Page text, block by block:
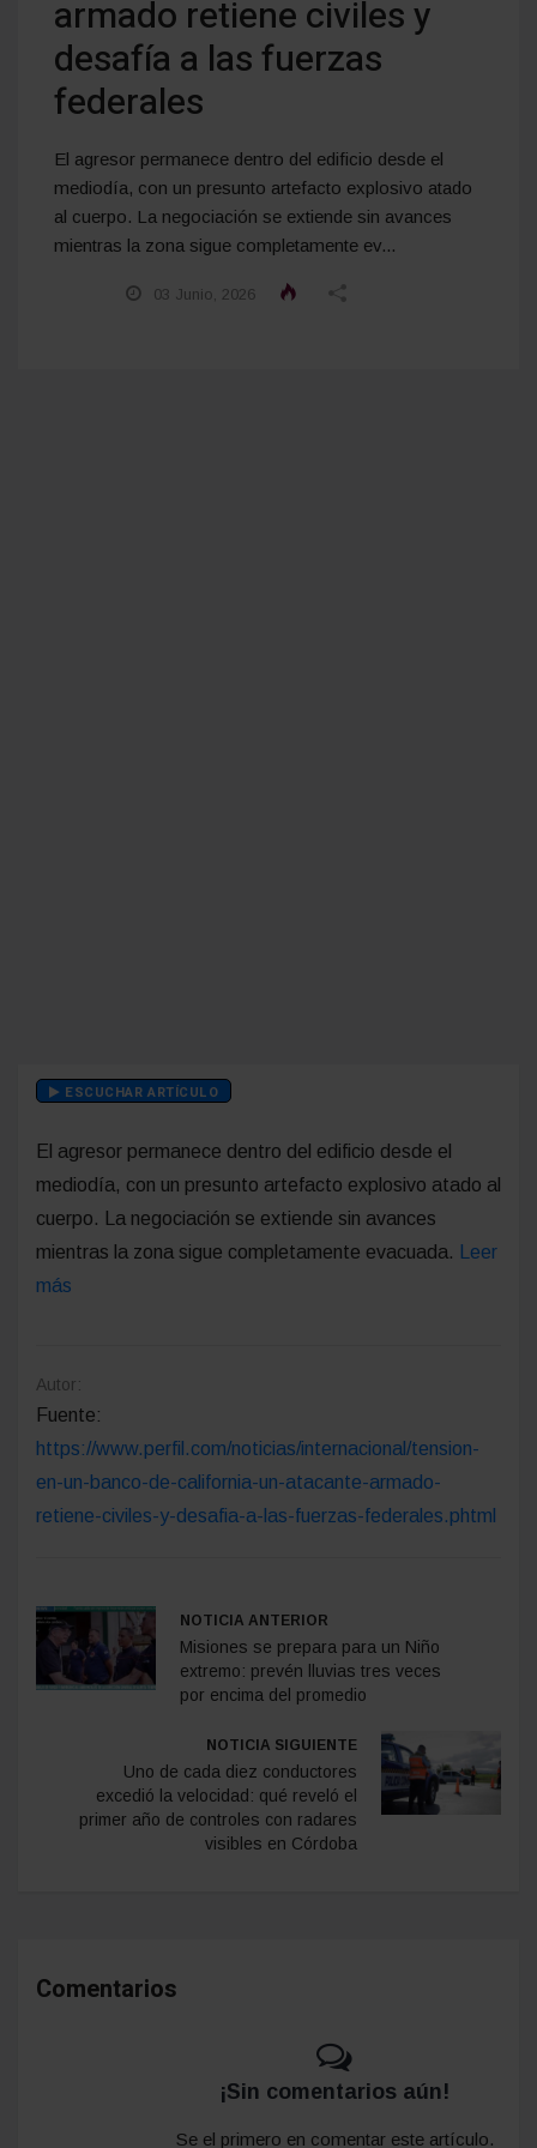
armado retiene civiles y
desafía a las fuerzas
federales
El agresor permanece dentro del edificio desde el
mediodía, con un presunto artefacto explosivo atado
al cuerpo. La negociación se extiende sin avances
mientras la zona sigue completamente ev...
03 Junio, 2026
ESCUCHAR ARTÍCULO
El agresor permanece dentro del edificio desde el
mediodía, con un presunto artefacto explosivo atado al
cuerpo. La negociación se extiende sin avances
mientras la zona sigue completamente evacuada.
Leer
más
Autor:
Fuente:
https://www.perfil.com/noticias/internacional/tension-
en-un-banco-de-california-un-atacante-armado-
retiene-civiles-y-desafia-a-las-fuerzas-federales.phtml
NOTICIA ANTERIOR
Misiones se prepara para un Niño
extremo: prevén lluvias tres veces
por encima del promedio
NOTICIA SIGUIENTE
Uno de cada diez conductores
excedió la velocidad: qué reveló el
primer año de controles con radares
visibles en Córdoba
Comentarios
¡Sin comentarios aún!
Se el primero en comentar este artículo.